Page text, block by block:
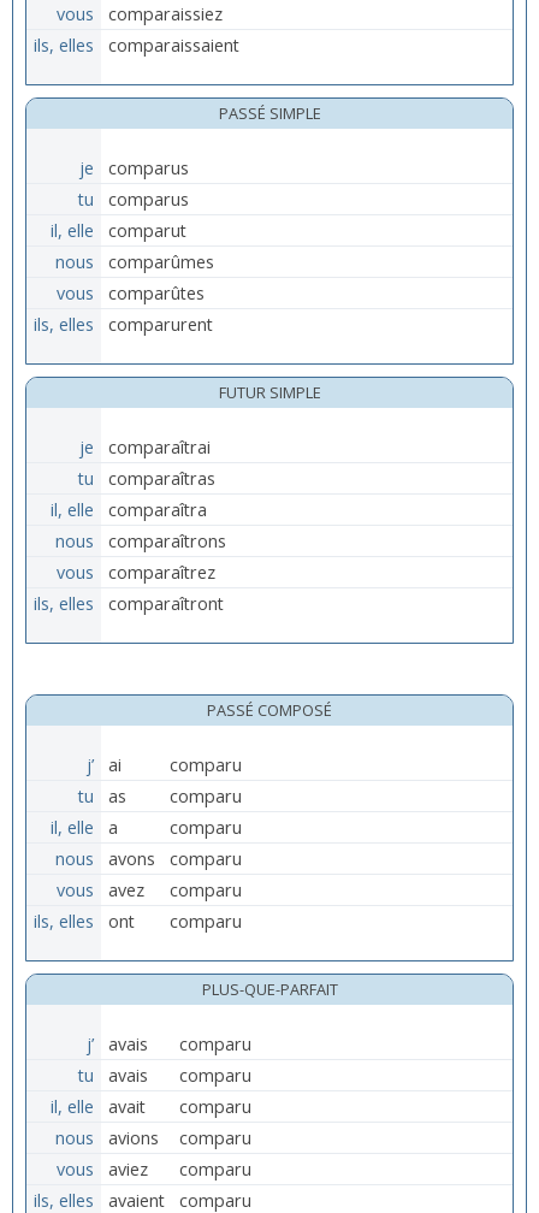
vous
comparaissiez
ils, elles
comparaissaient
PASSÉ SIMPLE
je
comparus
tu
comparus
il, elle
comparut
nous
comparûmes
vous
comparûtes
ils, elles
comparurent
FUTUR SIMPLE
je
comparaîtrai
tu
comparaîtras
il, elle
comparaîtra
nous
comparaîtrons
vous
comparaîtrez
ils, elles
comparaîtront
PASSÉ COMPOSÉ
j’ ai
comparu
tu
as
comparu
il, elle
a
comparu
nous
avons
comparu
vous
avez
comparu
ils, elles
ont comparu
PLUS-QUE-PARFAIT
j’ avais
comparu
tu
avais
comparu
il, elle
avait
comparu
nous
avions
comparu
vous
aviez
comparu
ils, elles
avaient comparu